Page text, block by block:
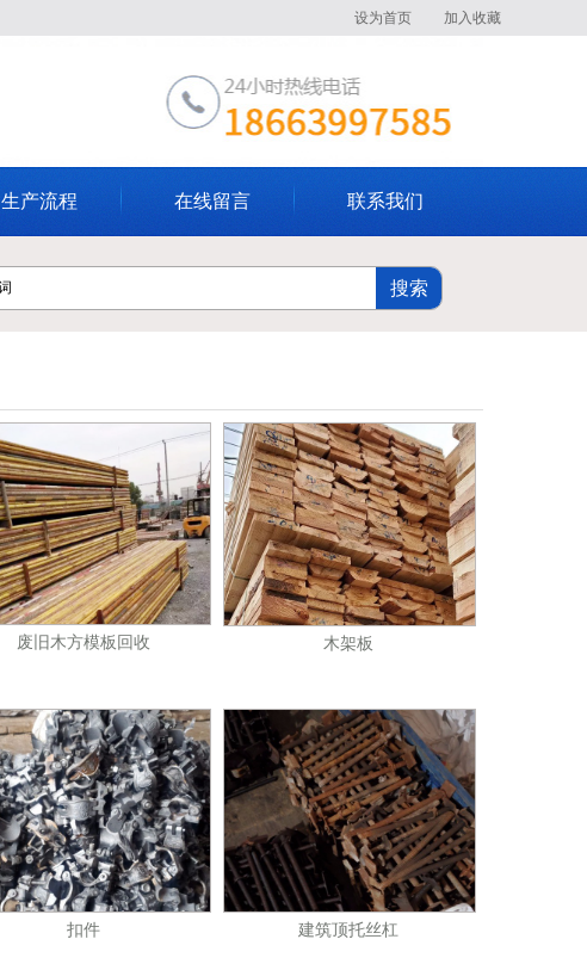
设为首页 加入收藏
生产流程 在线留言 联系我们
废旧木方模板回收 木架板
扣件 建筑顶托丝杠